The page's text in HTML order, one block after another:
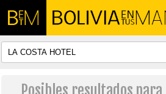
Posibles resultados para